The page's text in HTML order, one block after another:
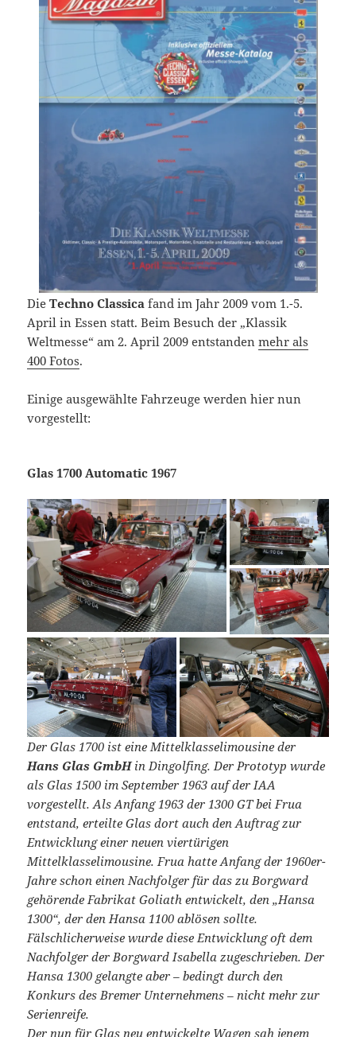
DieTechno Classica fand im Jahr 2009 vom 1.-5.
April in Essen statt. Beim Besuch der „Klassik
Weltmesse“ am 2. April 2009 entstandenmehr als
400 Fotos.
Einige ausgewählte Fahrzeuge werden hier nun
vorgestellt:
Glas 1700 Automatic 1967
Der Glas 1700 ist eine Mittelklasselimousine der
Hans Glas GmbHin Dingolfing. Der Prototyp wurde
als Glas 1500 im September 1963 auf der IAA
vorgestellt. Als Anfang 1963 der 1300 GT bei Frua
entstand, erteilte Glas dort auch den Auftrag zur
Entwicklung einer neuen viertürigen
Mittelklasselimousine. Frua hatte Anfang der 1960er-
Jahre schon einen Nachfolger für das zu Borgward
gehörende Fabrikat Goliath entwickelt, den „Hansa
1300“, der den Hansa 1100 ablösen sollte.
Fälschlicherweise wurde diese Entwicklung oft dem
Nachfolger der Borgward Isabella zugeschrieben. Der
Hansa 1300 gelangte aber – bedingt durch den
Konkurs des Bremer Unternehmens – nicht mehr zur
Serienreife.
Der nun für Glas neu entwickelte Wagen sah jenem